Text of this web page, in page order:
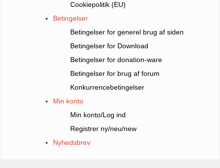
Cookiepolitik (EU)
Betingelser
Betingelser for generel brug af siden
Betingelser for Download
Betingelser for donation-ware
Betingelser for brug af forum
Konkurrencebetingelser
Min konto
Min konto/Log ind
Registrer ny/neu/new
Nyhedsbrev